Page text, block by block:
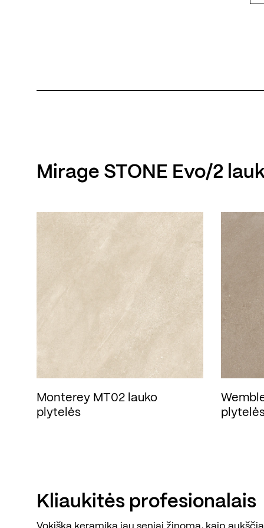
Mirage STONE Evo/2
Monterey MT02 lauko
plytelės
Kliaukitės profesionalais